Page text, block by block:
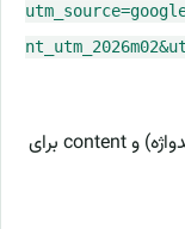
اگر دقت کنید، اینجا term معنی‌دار است (کلیدواژه) و content برای